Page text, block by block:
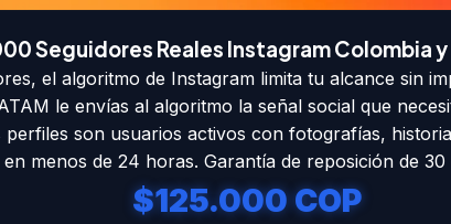
Seguidores Reales Instagram Colombia y
el algoritmo de Instagram limita tu alcance sin
le envías al algoritmo la señal social que
son usuarios activos con fotografías,
en menos de 24 horas. Garantía de reposición de 30
$125.000 COP